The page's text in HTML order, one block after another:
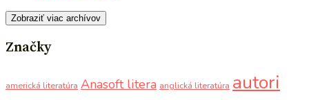
Zobraziť viac archívov
Značky
americká literatúra Anasoft litera anglická literatúra autori